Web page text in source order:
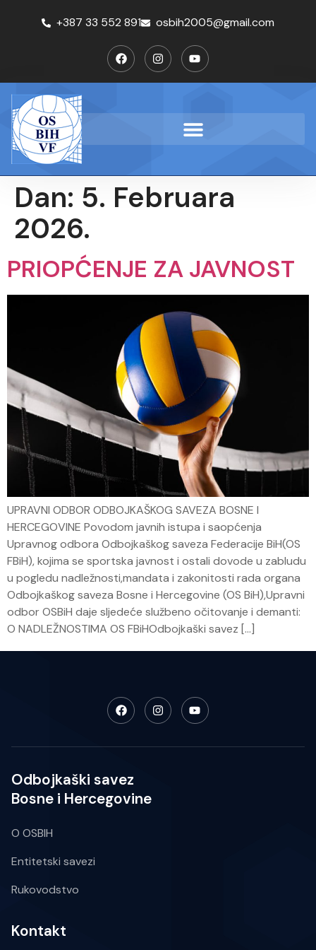
+387 33 552 891 osbih2005@gmail.com
Dan: 5. Februara
2026.
PRIOPĆENJE ZA JAVNOST
UPRAVNI ODBOR ODBOJKAŠKOG SAVEZA BOSNE I
HERCEGOVINE Povodom javnih istupa i saopćenja
Upravnog odbora Odbojkaškog saveza Federacije BiH(OS
FBiH), kojima se sportska javnost i ostali dovode u zabludu
u pogledu nadležnosti,mandata i zakonitosti rada organa
Odbojkaškog saveza Bosne i Hercegovine (OS BiH),Upravni
odbor OSBiH daje sljedeće službeno očitovanje i demanti:
O NADLEŽNOSTIMA OS FBiHOdbojkaški savez […]
Odbojkaški savez
Bosne i Hercegovine
O OSBIH
Entitetski savezi
Rukovodstvo
Kontakt